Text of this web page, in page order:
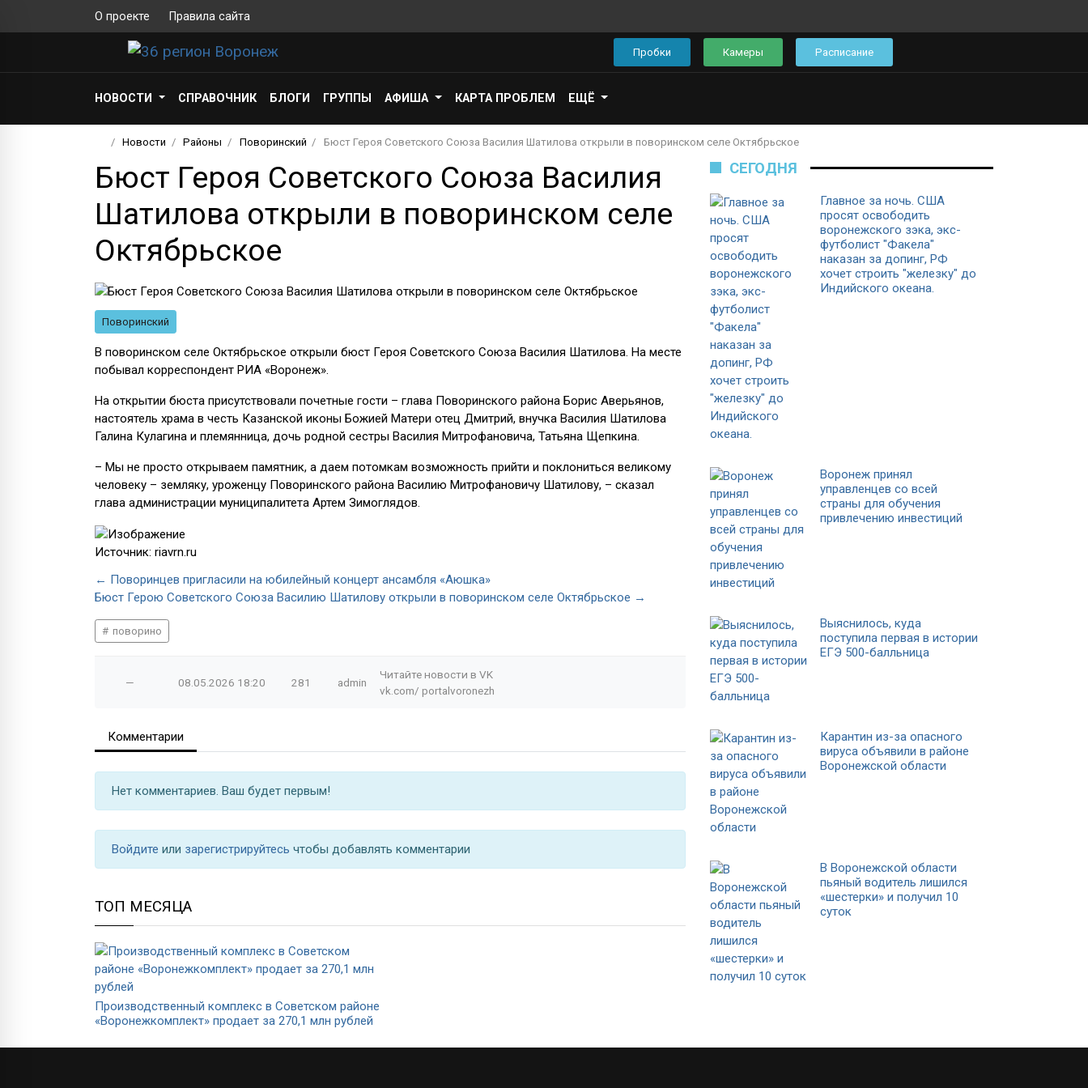
О проекте Правила сайта
Пробки Камеры Расписание
НОВОСТИ СПРАВОЧНИК БЛОГИ ГРУППЫ АФИША КАРТА ПРОБЛЕМ ЕЩЁ
Новости Районы Поворинский Бюст Героя Советского Союза Василия Шатилова открыли в поворинском селе Октябрьское
Бюст Героя Советского Союза Василия
Шатилова открыли в поворинском селе
Октябрьское
Поворинский
В поворинском селе Октябрьское открыли бюст Героя Советского Союза Василия Шатилова. На месте
побывал корреспондент РИА «Воронеж».
На открытии бюста присутствовали почетные гости – глава Поворинского района Борис Аверьянов,
настоятель храма в честь Казанской иконы Божией Матери отец Дмитрий, внучка Василия Шатилова
Галина Кулагина и племянница, дочь родной сестры Василия Митрофановича, Татьяна Щепкина.
– Мы не просто открываем памятник, а даем потомкам возможность прийти и поклониться великому
человеку – земляку, уроженцу Поворинского района Василию Митрофановичу Шатилову, – сказал
глава администрации муниципалитета Артем Зимоглядов.
Источник: riavrn.ru
← Поворинцев пригласили на юбилейный концерт ансамбля «Аюшка»
Бюст Герою Советского Союза Василию Шатилову открыли в поворинском селе Октябрьское →
поворино
— 08.05.2026 18:20 281 admin
Читайте новости в VK
vk.com/ portalvoronezh
Комментарии
Нет комментариев. Ваш будет первым!
Войдите или зарегистрируйтесь чтобы добавлять комментарии
ТОП МЕСЯЦА
Производственный комплекс в Советском районе
«Воронежкомплект» продает за 270,1 млн рублей
СЕГОДНЯ
Главное за ночь. CША
просят освободить
воронежского зэка, экс-
футболист "Факела"
наказан за допинг, РФ
хочет строить "железку" до
Индийского океана.
Воронеж принял
управленцев со всей
страны для обучения
привлечению инвестиций
Выяснилось, куда
поступила первая в истории
ЕГЭ 500-балльница
Карантин из-за опасного
вируса объявили в районе
Воронежской области
В Воронежской области
пьяный водитель лишился
«шестерки» и получил 10
суток